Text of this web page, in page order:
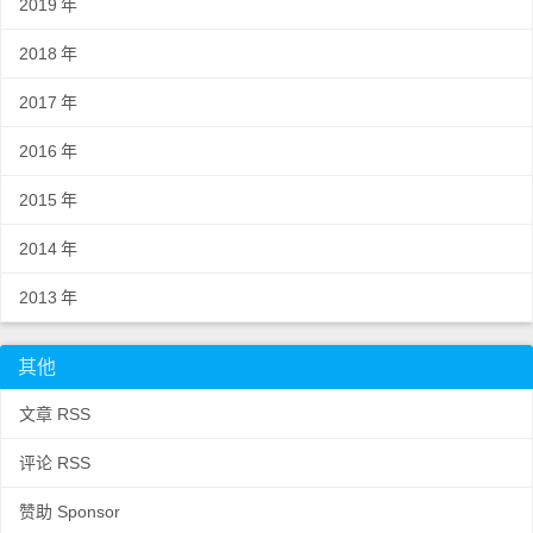
2019 年
2018 年
2017 年
2016 年
2015 年
2014年
2013 年
其他
文章 RSS
评论 RSS
赞助 Sponsor